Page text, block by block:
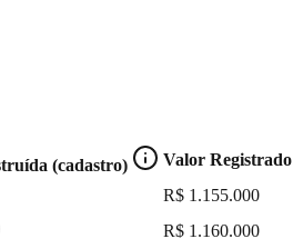
(cadastro)
Valor Registrado
R$ 1.155.000
R$ 1.160.000